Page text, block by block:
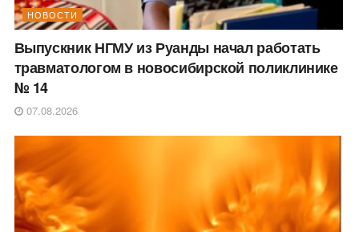
НОВОСТИ
Выпускник НГМУ из Руанды начал работать
травматологом в новосибирской поликлинике
№ 14
07.08.2026